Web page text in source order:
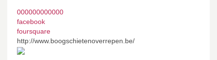
000000000000
facebook
foursquare
http://www.boogschietenoverrepen.be/